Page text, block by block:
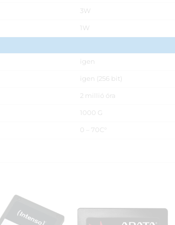
3W
1W
igen
igen (256 bit)
2 millió óra
1000 G
0 – 70C°